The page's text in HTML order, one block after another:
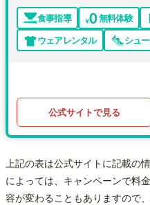
食事指導 無料体験
ウェアレンタル
シュ
公式サイトで見る
上記の表は公式サイトに記載の
によっては、キャンペーンで料
容が変わることもありますので